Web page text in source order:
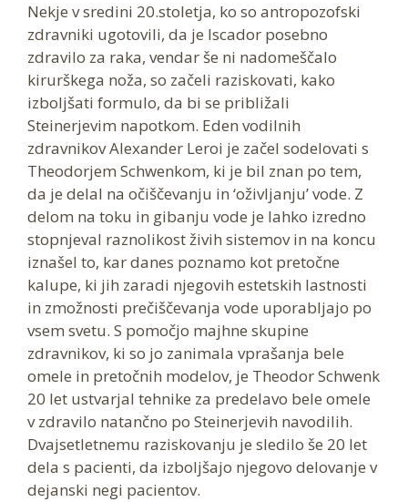
Nekje v sredini 20.stoletja, ko so antropozofski
zdravniki ugotovili, da je Iscador posebno
zdravilo za raka, vendar še ni nadomeščalo
kirurškega noža, so začeli raziskovati, kako
izboljšati formulo, da bi se približali
Steinerjevim napotkom. Eden vodilnih
zdravnikov Alexander Leroi je začel sodelovati s
Theodorjem Schwenkom, ki je bil znan po tem,
da je delal na očiščevanju in ‘oživljanju’ vode. Z
delom na toku in gibanju vode je lahko izredno
stopnjeval raznolikost živih sistemov in na koncu
iznašel to, kar danes poznamo kot pretočne
kalupe, ki jih zaradi njegovih estetskih lastnosti
in zmožnosti prečiščevanja vode uporabljajo po
vsem svetu. S pomočjo majhne skupine
zdravnikov, ki so jo zanimala vprašanja bele
omele in pretočnih modelov, je Theodor Schwenk
20 let ustvarjal tehnike za predelavo bele omele
v zdravilo natančno po Steinerjevih navodilih.
Dvajsetletnemu raziskovanju je sledilo še 20 let
dela s pacienti, da izboljšajo njegovo delovanje v
dejanski negi pacientov.